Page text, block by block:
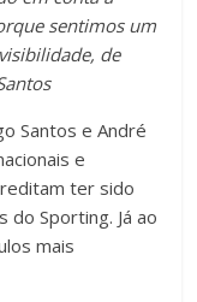
sentimos um
de
Santos e André
e
ter sido
do Sporting. Já ao
mais